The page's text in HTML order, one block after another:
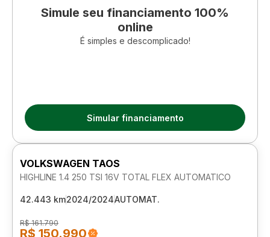
Simule seu financiamento 100%
online
É simples e descomplicado!
Simular financiamento
VOLKSWAGEN TAOS
HIGHLINE 1.4 250 TSI 16V TOTAL FLEX AUTOMATICO
42.443 km2024/2024AUTOMAT.
R$ 161.790
R$ 150.990